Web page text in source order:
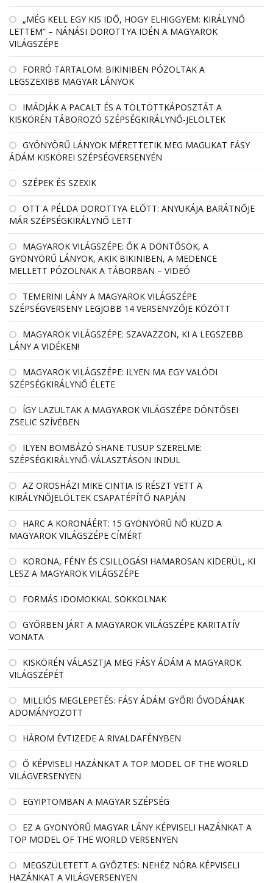
„MÉG KELL EGY KIS IDŐ, HOGY ELHIGGYEM: KIRÁLYNŐ
LETTEM” – NÁNÁSI DOROTTYA IDÉN A MAGYAROK
VILÁGSZÉPE
FORRÓ TARTALOM: BIKINIBEN PÓZOLTAK A
LEGSZEXIBB MAGYAR LÁNYOK
IMÁDJÁK A PACALT ÉS A TÖLTÖTTKÁPOSZTÁT A
KISKÖRÉN TÁBOROZÓ SZÉPSÉGKIRÁLYNŐ-JELÖLTEK
GYÖNYÖRŰ LÁNYOK MÉRETTETIK MEG MAGUKAT FÁSY
ÁDÁM KISKÖREI SZÉPSÉGVERSENYÉN
SZÉPEK ÉS SZEXIK
OTT A PÉLDA DOROTTYA ELŐTT: ANYUKÁJA BARÁTNŐJE
MÁR SZÉPSÉGKIRÁLYNŐ LETT
MAGYAROK VILÁGSZÉPE: ŐK A DÖNTŐSÖK, A
GYÖNYÖRŰ LÁNYOK, AKIK BIKINIBEN, A MEDENCE
MELLETT PÓZOLNAK A TÁBORBAN – VIDEÓ
TEMERINI LÁNY A MAGYAROK VILÁGSZÉPE
SZÉPSÉGVERSENY LEGJOBB 14 VERSENYZŐJE KÖZÖTT
MAGYAROK VILÁGSZÉPE: SZAVAZZON, KI A LEGSZEBB
LÁNY A VIDÉKEN!
MAGYAROK VILÁGSZÉPE: ILYEN MA EGY VALÓDI
SZÉPSÉGKIRÁLYNŐ ÉLETE
ÍGY LAZULTAK A MAGYAROK VILÁGSZÉPE DÖNTŐSEI
ZSELIC SZÍVÉBEN
ILYEN BOMBÁZÓ SHANE TUSUP SZERELME:
SZÉPSÉGKIRÁLYNŐ-VÁLASZTÁSON INDUL
AZ OROSHÁZI MIKE CINTIA IS RÉSZT VETT A
KIRÁLYNŐJELÖLTEK CSAPATÉPÍTŐ NAPJÁN
HARC A KORONÁÉRT: 15 GYÖNYÖRŰ NŐ KÜZD A
MAGYAROK VILÁGSZÉPE CÍMÉRT
KORONA, FÉNY ÉS CSILLOGÁS! HAMAROSAN KIDERÜL, KI
LESZ A MAGYAROK VILÁGSZÉPE
FORMÁS IDOMOKKAL SOKKOLNAK
GYŐRBEN JÁRT A MAGYAROK VILÁGSZÉPE KARITATÍV
VONATA
KISKÖRÉN VÁLASZTJA MEG FÁSY ÁDÁM A MAGYAROK
VILÁGSZÉPÉT
MILLIÓS MEGLEPETÉS: FÁSY ÁDÁM GYŐRI ÓVODÁNAK
ADOMÁNYOZOTT
HÁROM ÉVTIZEDE A RIVALDAFÉNYBEN
Ő KÉPVISELI HAZÁNKAT A TOP MODEL OF THE WORLD
VILÁGVERSENYEN
EGYIPTOMBAN A MAGYAR SZÉPSÉG
EZ A GYÖNYÖRŰ MAGYAR LÁNY KÉPVISELI HAZÁNKAT A
TOP MODEL OF THE WORLD VERSENYEN
MEGSZÜLETETT A GYŐZTES: NEHÉZ NÓRA KÉPVISELI
HAZÁNKAT A VILÁGVERSENYEN